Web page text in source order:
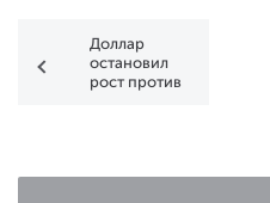
Доллар
остановил
рост против